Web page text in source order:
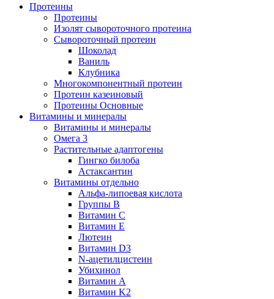
Протеины
Протеины
Изолят сывороточного протеина
Сывороточный протеин
Шоколад
Ваниль
Клубника
Многокомпонентный протеин
Протеин казеиновый
Протеины Основные
Витамины и минералы
Витамины и минералы
Омега 3
Растительные адаптогены
Гингко билоба
Астаксантин
Витамины отдельно
Альфа-липоевая кислота
Группы B
Витамин С
Витамин Е
Лютеин
Витамин D3
N-ацетилцистеин
Убихинол
Витамин А
Витамин K2